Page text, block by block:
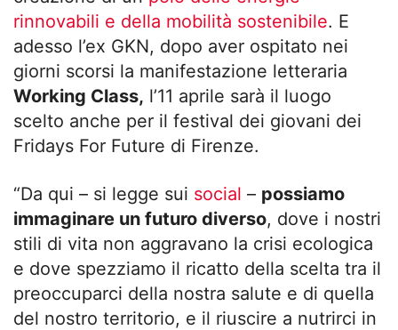
rinnovabili e della mobilità sostenibile. E
adesso l’ex GKN, dopo aver ospitato nei
giorni scorsi la manifestazione letteraria
Working Class, l’11 aprile sarà il luogo
scelto anche per il festival dei giovani dei
Fridays For Future di Firenze.
“Da qui – si legge sui social – possiamo
immaginare un futuro diverso, dove i nostri
stili di vita non aggravano la crisi ecologica
e dove spezziamo il ricatto della scelta tra il
preoccuparci della nostra salute e di quella
del nostro territorio, e il riuscire a nutrirci in